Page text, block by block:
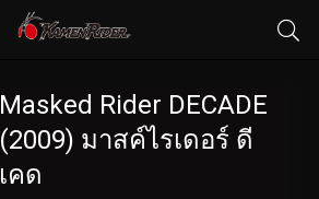
Masked Rider DECADE
(2009) มาสค์ไรเดอร์ ดี
เคด